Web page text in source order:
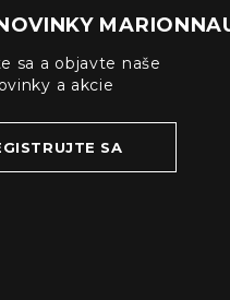
sa a objavte naše
a akcie
SA